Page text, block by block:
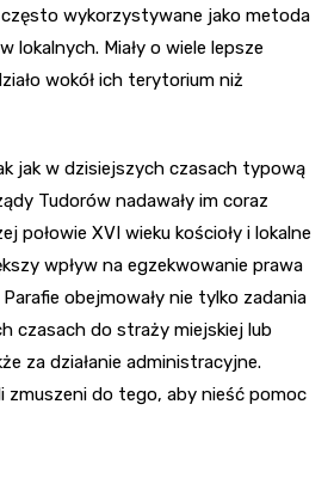
często wykorzystywane jako metoda
lokalnych. Miały o wiele lepsze
wokół ich terytorium niż
jak w dzisiejszych czasach typową
Tudorów nadawały im coraz
połowie XVI wieku kościoły i lokalne
wpływ na egzekwowanie prawa
obejmowały nie tylko zadania
czasach do straży miejskiej lub
za działanie administracyjne.
zmuszeni do tego, aby nieść pomoc